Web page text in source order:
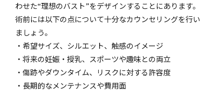
わせた“理想のバスト”をデザインすることにあります。
術前には以下の点について十分なカウンセリングを行い
ましょう。
・希望サイズ、シルエット、触感のイメージ
・将来の妊娠・授乳、スポーツや趣味との両立
・傷跡やダウンタイム、リスクに対する許容度
・長期的なメンテナンスや費用面